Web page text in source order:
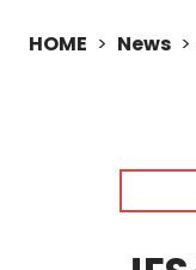
HOME News